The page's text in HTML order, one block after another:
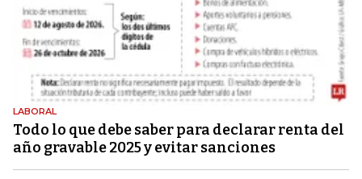
LABORAL
Todo lo que debe saber para declarar renta del
año gravable 2025 y evitar sanciones